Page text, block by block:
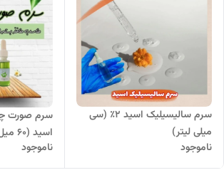
سرم سالیسیلیک اسید ۲٪ (سی
میلی لیتر)
ناموجود
سرم صورت
اسید (۶۰ میل)
ناموجود